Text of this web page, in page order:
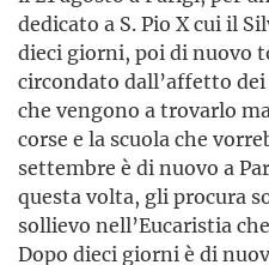
dedicato a S. Pio X cui il
dieci giorni, poi di nuovo
circondato dall’affetto
che vengono a trovarlo
corse e la scuola che
settembre è di nuovo a
questa volta, gli procura
sollievo nell’Eucaristia
Dopo dieci giorni è di